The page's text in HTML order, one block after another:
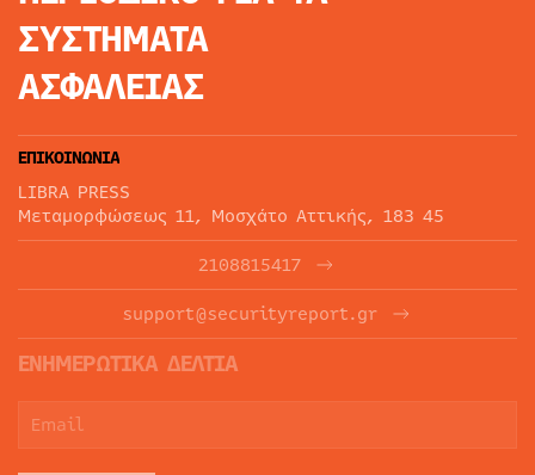
ΣΥΣΤΗΜΑΤΑ
ΑΣΦΑΛΕΙΑΣ
ΕΠΙΚΟΙΝΩΝΙΑ
LIBRA PRESS
Μεταμορφώσεως 11, Μοσχάτο Αττικής, 183 45
2108815417
support@securityreport.gr
ΕΝΗΜΕΡΩΤΙΚΑ ΔΕΛΤΙΑ